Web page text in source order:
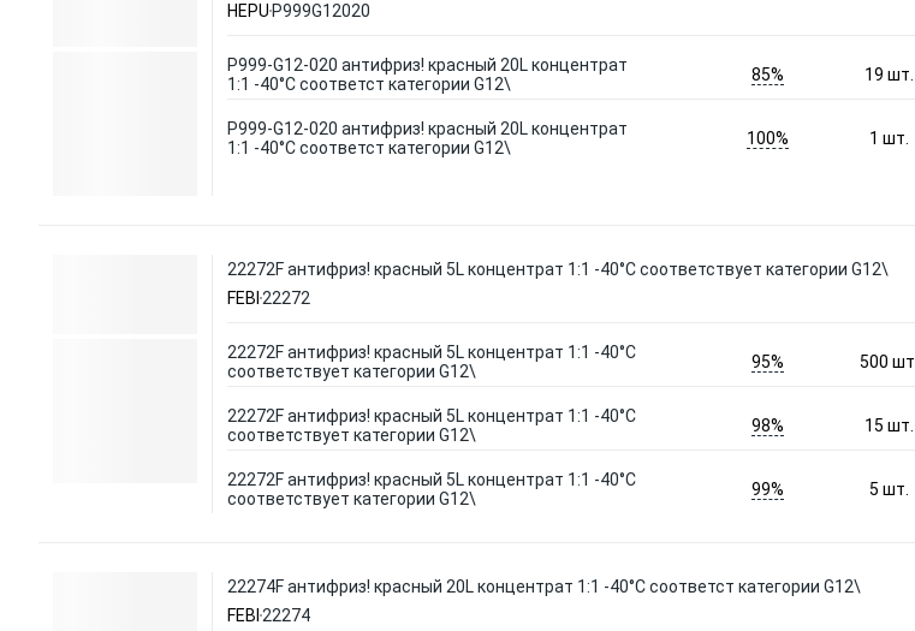
HEPU P999G12020
P999-G12-020 антифриз! красный 20L концентрат
1:1 -40°C соответст категории G12\
85% 19шт.
P999-G12-020 антифриз! красный 20L концентрат
1:1 -40°C соответст категории G12\
100% 1шт.
22272F антифриз! красный 5L концентрат 1:1 -40°C соответствует категории G12\
FEBI 22272
22272F антифриз! красный 5L концентрат 1:1 -40°C
соответствует категории G12\
95% 500шт.
22272F антифриз! красный 5L концентрат 1:1 -40°C
соответствует категории G12\
98% 15шт.
22272F антифриз! красный 5L концентрат 1:1 -40°C
соответствует категории G12\
99% 5шт.
22274F антифриз! красный 20L концентрат 1:1 -40°C соответст категории G12\
FEBI 22274